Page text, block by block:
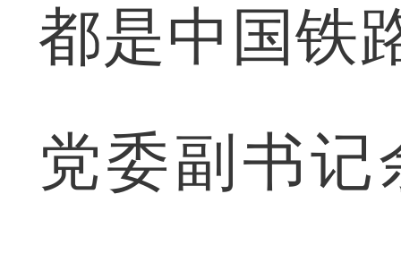
都是中国铁
党委副书记